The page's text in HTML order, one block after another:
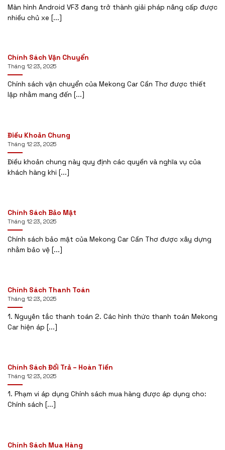
Màn hình Android VF3 đang trở thành giải pháp nâng cấp được
nhiều chủ xe [...]
Chính Sách Vận Chuyển
Tháng 12 23, 2025
Chính sách vận chuyển của Mekong Car Cần Thơ được thiết
lập nhằm mang đến [...]
Điều Khoản Chung
Tháng 12 23, 2025
Điều khoản chung này quy định các quyền và nghĩa vụ của
khách hàng khi [...]
Chính Sách Bảo Mật
Tháng 12 23, 2025
Chính sách bảo mật của Mekong Car Cần Thơ được xây dựng
nhằm bảo vệ [...]
Chính Sách Thanh Toán
Tháng 12 23, 2025
1. Nguyên tắc thanh toán 2. Các hình thức thanh toán Mekong
Car hiện áp [...]
Chính Sách Đổi Trả – Hoàn Tiền
Tháng 12 23, 2025
1. Phạm vi áp dụng Chính sách mua hàng được áp dụng cho:
Chính sách [...]
Chính Sách Mua Hàng